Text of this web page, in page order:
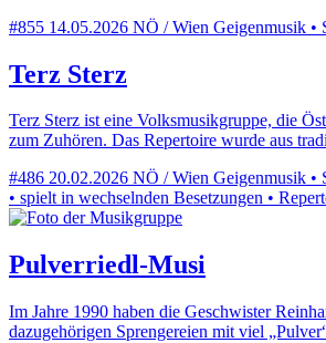
#855 14.05.2026 NÖ / Wien Geigenmusik •
Terz Sterz
Terz Sterz ist eine Volksmusikgruppe, die
zum Zuhören. Das Repertoire wurde aus
#486 20.02.2026 NÖ / Wien Geigenmusik •
• spielt in wechselnden Besetzungen •
Pulverriedl-Musi
Im Jahre 1990 haben die Geschwister
dazugehörigen Sprengereien mit viel